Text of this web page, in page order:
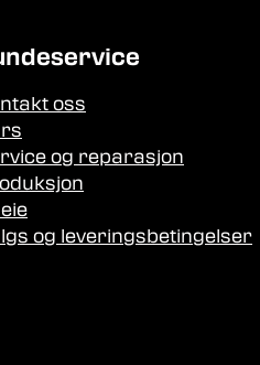
oss
og reparasjon
og leveringsbetingelser